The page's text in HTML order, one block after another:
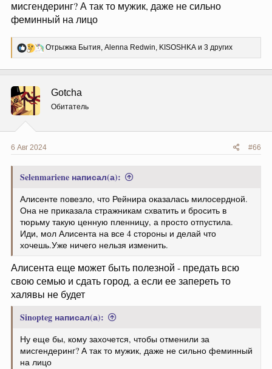
мисгендеринг? А так то мужик, даже не сильно
феминный на лицо
Р
е
Отрыжка Бытия, Alenna Redwin, KISOSHKA и 3 других
Gotcha
Обитатель
6 Авг 2024 #66
Selenmariene написал(а):
Алисенте повезло, что Рейнира оказалась милосердной.
Она не приказала стражникам схватить и бросить в
тюрьму такую ценную пленницу, а просто отпустила.
Иди, мол Алисента на все 4 стороны и делай что
хочешь.Уже ничего нельзя изменить.
Алисента еще может быть полезной - предать всю
свою семью и сдать город, а если ее запереть то
халявы не будет
Sinopteg написал(а):
Ну еще бы, кому захочется, чтобы отменили за
мисгендеринг? А так то мужик, даже не сильно феминный
на лицо